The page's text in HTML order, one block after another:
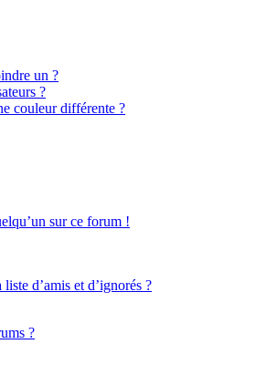
un ?
?
couleur différente ?
sur ce forum !
d’amis et d’ignorés ?
?